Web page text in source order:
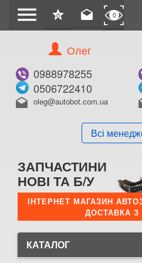
menu star
0 drafts 0
Олег
0988978255
0506722410
drafts oleg@autobot.com.ua
Всі
ЗАПЧАСТИНИ
НОВІ ТА Б/У
ІНТЕРНЕТ МАГАЗИН
ДОСТАВКА
КАТАЛОГ